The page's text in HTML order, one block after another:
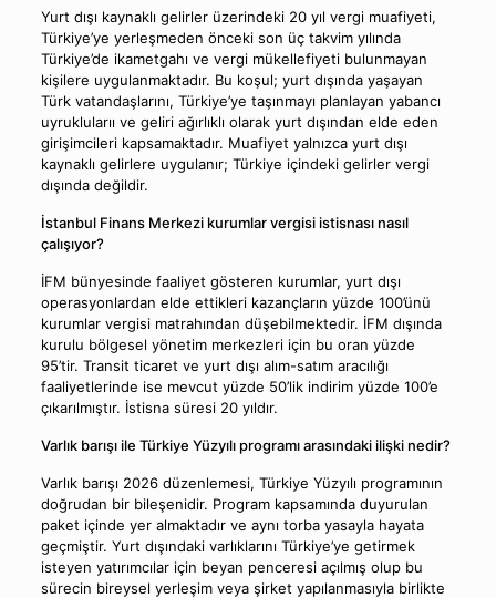
Yurt dışı kaynaklı gelirler üzerindeki 20 yıl vergi muafiyeti,
Türkiye’ye yerleşmeden önceki son üç takvim yılında
Türkiye’de ikametgahı ve vergi mükellefiyeti bulunmayan
kişilere uygulanmaktadır. Bu koşul; yurt dışında yaşayan
Türk vatandaşlarını, Türkiye’ye taşınmayı planlayan yabancı
uyruklularıı ve geliri ağırlıklı olarak yurt dışından elde eden
girişimcileri kapsamaktadır. Muafiyet yalnızca yurt dışı
kaynaklı gelirlere uygulanır; Türkiye içindeki gelirler vergi
dışında değildir.
İstanbul Finans Merkezi kurumlar vergisi istisnası nasıl
çalışıyor?
İFM bünyesinde faaliyet gösteren kurumlar, yurt dışı
operasyonlardan elde ettikleri kazançların yüzde 100’ünü
kurumlar vergisi matrahından düşebilmektedir. İFM dışında
kurulu bölgesel yönetim merkezleri için bu oran yüzde
95’tir. Transit ticaret ve yurt dışı alım-satım aracılığı
faaliyetlerinde ise mevcut yüzde 50’lik indirim yüzde 100’e
çıkarılmıştır. İstisna süresi 20 yıldır.
Varlık barışı ile Türkiye Yüzyılı programı arasındaki ilişki nedir?
Varlık barışı 2026 düzenlemesi, Türkiye Yüzyılı programının
doğrudan bir bileşenidir. Program kapsamında duyurulan
paket içinde yer almaktadır ve aynı torba yasayla hayata
geçmiştir. Yurt dışındaki varlıklarını Türkiye’ye getirmek
isteyen yatırımcılar için beyan penceresi açılmış olup bu
sürecin bireysel yerleşim veya şirket yapılanmasıyla birlikte